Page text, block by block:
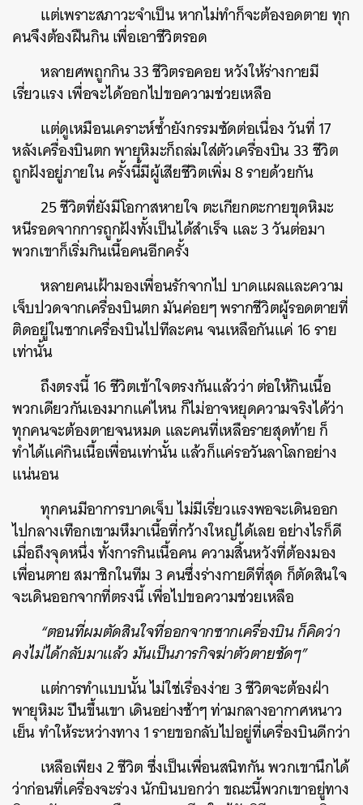
แต่เพราะสภาวะจำเป็น หากไม่ทำก็จะต้องอดตาย ทุก
คนจึงต้องฝืนกิน เพื่อเอาชีวิตรอด
หลายศพถูกกิน 33 ชีวิตรอคอย หวังให้ร่างกายมี
เรี่ยวแรง เพื่อจะได้ออกไปขอความช่วยเหลือ
แต่ดูเหมือนเคราะห์ซ้ำยังกรรมซัดต่อเนื่อง วันที่ 17
หลังเครื่องบินตก พายุหิมะก็ถล่มใส่ตัวเครื่องบิน 33 ชีวิต
ถูกฝังอยู่ภายใน ครั้งนี้มีผู้เสียชีวิตเพิ่ม 8 รายด้วยกัน
25 ชีวิตที่ยังมีโอกาสหายใจ ตะเกียกตะกายขุดหิมะ
หนีรอดจากการถูกฝังทั้งเป็นได้สำเร็จ และ 3 วันต่อมา
พวกเขาก็เริ่มกินเนื้อคนอีกครั้ง
หลายคนเฝ้ามองเพื่อนรักจากไป บาดแผลและความ
เจ็บปวดจากเครื่องบินตก มันค่อยๆ พรากชีวิตผู้รอดตายที่
ติดอยู่ในซากเครื่องบินไปทีละคน จนเหลือกันแค่ 16 ราย
เท่านั้น
ถึงตรงนี้ 16 ชีวิตเข้าใจตรงกันแล้วว่า ต่อให้กินเนื้อ
พวกเดียวกันเองมากแค่ไหน ก็ไม่อาจหยุดความจริงได้ว่า
ทุกคนจะต้องตายจนหมด และคนที่เหลือรายสุดท้าย ก็
ทำได้แค่กินเนื้อเพื่อนเท่านั้น แล้วก็แค่รอวันลาโลกอย่าง
แน่นอน
ทุกคนมีอาการบาดเจ็บ ไม่มีเรี่ยวแรงพอจะเดินออก
ไปกลางเทือกเขามหึมาเนื้อที่กว้างใหญ่ได้เลย อย่างไรก็ดี
เมื่อถึงจุดหนึ่ง ทั้งการกินเนื้อคน ความสิ้นหวังที่ต้องมอง
เพื่อนตาย สมาชิกในทีม 3 คนซึ่งร่างกายดีที่สุด ก็ตัดสินใจ
จะเดินออกจากที่ตรงนี้ เพื่อไปขอความช่วยเหลือ
“ตอนที่ผมตัดสินใจที่ออกจากซากเครื่องบิน ก็คิดว่า
คงไม่ได้กลับมาแล้ว มันเป็นภารกิจฆ่าตัวตายชัดๆ”
แต่การทำแบบนั้น ไม่ใช่เรื่องง่าย 3 ชีวิตจะต้องฝ่า
พายุหิมะ ปีนขึ้นเขา เดินอย่างช้าๆ ท่ามกลางอากาศหนาว
เย็น ทำให้ระหว่างทาง 1 รายขอกลับไปอยู่ที่เครื่องบินดีกว่า
เหลือเพียง 2 ชีวิต ซึ่งเป็นเพื่อนสนิทกัน พวกเขานึกได้
ว่าก่อนที่เครื่องจะร่วง นักบินบอกว่า ขณะนี้พวกเขาอยู่ทาง